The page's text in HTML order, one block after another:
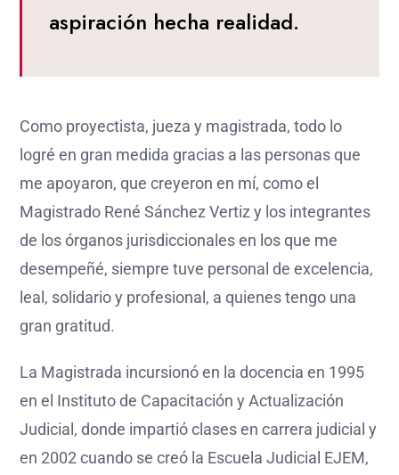
aspiración hecha realidad.
Como proyectista, jueza y magistrada, todo lo
logré en gran medida gracias a las personas que
me apoyaron, que creyeron en mí, como el
Magistrado René Sánchez Vertiz y los integrantes
de los órganos jurisdiccionales en los que me
desempeñé, siempre tuve personal de excelencia,
leal, solidario y profesional, a quienes tengo una
gran gratitud.
La Magistrada incursionó en la docencia en 1995
en el Instituto de Capacitación y Actualización
Judicial, donde impartió clases en carrera judicial y
en 2002 cuando se creó la Escuela Judicial EJEM,